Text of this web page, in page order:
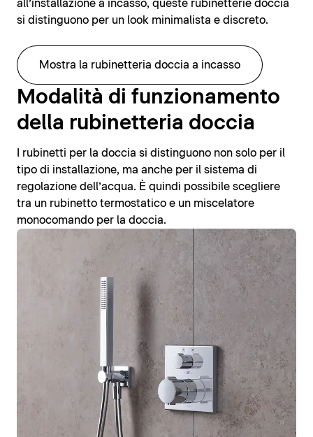
all’installazione a incasso, queste rubinetterie doccia
si distinguono per un look minimalista e discreto.
Mostra la rubinetteria doccia a incasso
Modalità di funzionamento
della rubinetteria doccia
I rubinetti per la doccia si distinguono non solo per il
tipo di installazione, ma anche per il sistema di
regolazione dell’acqua. È quindi possibile scegliere
tra un rubinetto termostatico e un miscelatore
monocomando per la doccia.